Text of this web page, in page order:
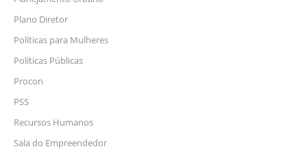
Plano Diretor
Políticas para Mulheres
Políticas Públicas
Procon
PSS
Recursos Humanos
Sala do Empreendedor